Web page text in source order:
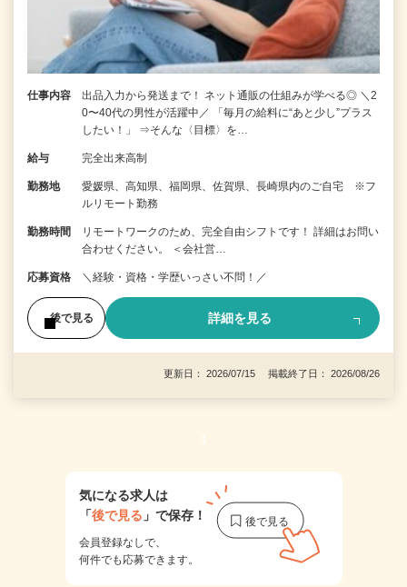
仕事内容
出品入力から発送まで！ ネット通販の仕組みが学べる◎ ＼2
0〜40代の男性が活躍中／ 「毎月の給料に“あと少し”プラス
したい！」 ⇒そんな〈目標〉を…
給与 完全出来高制
勤務地
愛媛県、高知県、福岡県、佐賀県、長崎県内のご自宅 ※フ
ルリモート勤務
勤務時間
リモートワークのため、完全自由シフトです！ 詳細はお問い
合わせください。 ＜会社営…
応募資格 ＼経験・資格・学歴いっさい不問！／
後で見る 詳細を見る
更新日： 2026/07/15 掲載終了日： 2026/08/26
1
気になる求人は
「後で見る 」で保存！
会員登録なしで、
何件でも応募できます。